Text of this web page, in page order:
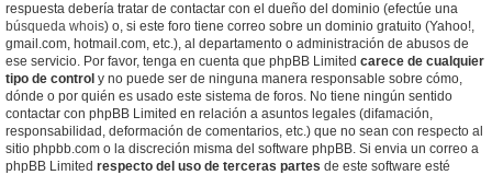
respuesta debería tratar de contactar con el dueño del dominio (efectúe una
búsqueda whois) o, si este foro tiene correo sobre un dominio gratuito (Yahoo!,
gmail.com, hotmail.com, etc.), al departamento o administración de abusos de
ese servicio. Por favor, tenga en cuenta que phpBB Limited carece de cualquier
tipo de control y no puede ser de ninguna manera responsable sobre cómo,
dónde o por quién es usado este sistema de foros. No tiene ningún sentido
contactar con phpBB Limited en relación a asuntos legales (difamación,
responsabilidad, deformación de comentarios, etc.) que no sean con respecto al
sitio phpbb.com o la discreción misma del software phpBB. Si envia un correo a
phpBB Limited respecto del uso de terceras partes de este software esté